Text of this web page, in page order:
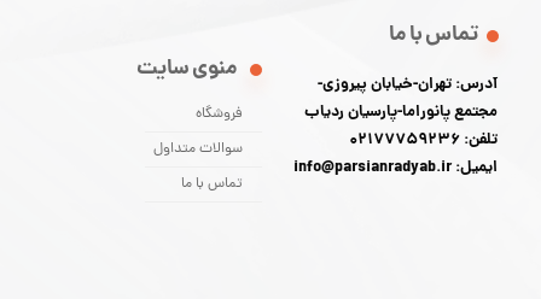
منوی سایت
فروشگاه
سوالات متداول
تماس با ما
تماس با ما
آدرس: تهران-خیابان پیروزی-
مجتمع پانوراما-پارسیان ردیاب
تلفن: 02177759236
ایمیل: info@parsianradyab.ir